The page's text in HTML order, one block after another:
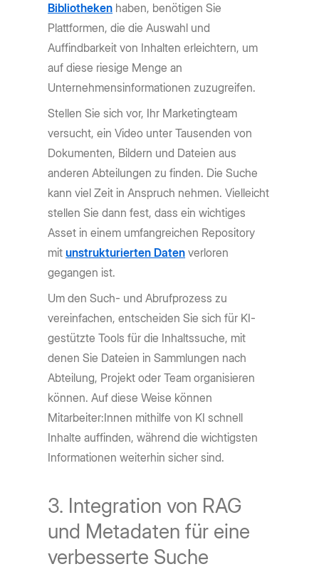
Bibliotheken haben, benötigen Sie
Plattformen, die die Auswahl und
Auffindbarkeit von Inhalten erleichtern, um
auf diese riesige Menge an
Unternehmensinformationen zuzugreifen.
Stellen Sie sich vor, Ihr Marketingteam
versucht, ein Video unter Tausenden von
Dokumenten, Bildern und Dateien aus
anderen Abteilungen zu finden. Die Suche
kann viel Zeit in Anspruch nehmen. Vielleicht
stellen Sie dann fest, dass ein wichtiges
Asset in einem umfangreichen Repository
mitunstrukturierten Daten verloren
gegangen ist.
Um den Such- und Abrufprozess zu
vereinfachen, entscheiden Sie sich für KI-
gestützte Tools für die Inhaltssuche, mit
denen Sie Dateien in Sammlungen nach
Abteilung, Projekt oder Team organisieren
können. Auf diese Weise können
Mitarbeiter:Innen mithilfe von KI schnell
Inhalte auffinden, während die wichtigsten
Informationen weiterhin sicher sind.
3. Integration von RAG
und Metadaten für eine
verbesserte Suche